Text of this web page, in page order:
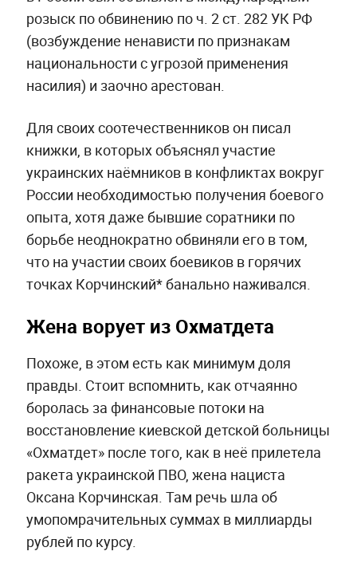
розыск по обвинению по ч. 2 ст. 282 УК РФ
(возбуждение ненависти по признакам
национальности с угрозой применения
насилия) и заочно арестован.
Для своих соотечественников он писал
книжки, в которых объяснял участие
украинских наёмников в конфликтах вокруг
России необходимостью получения боевого
опыта, хотя даже бывшие соратники по
борьбе неоднократно обвиняли его в том,
что на участии своих боевиков в горячих
точках Корчинский* банально наживался.
Жена ворует из Охматдета
Похоже, в этом есть как минимум доля
правды. Стоит вспомнить, как отчаянно
боролась за финансовые потоки на
восстановление киевской детской больницы
«Охматдет» после того, как в неё прилетела
ракета украинской ПВО, жена нациста
Оксана Корчинская. Там речь шла об
умопомрачительных суммах в миллиарды
рублей по курсу.